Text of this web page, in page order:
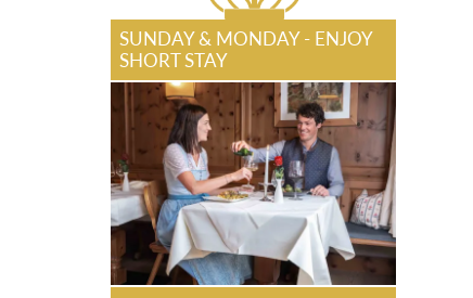
SUNDAY & MONDAY - ENJOY
SHORT STAY